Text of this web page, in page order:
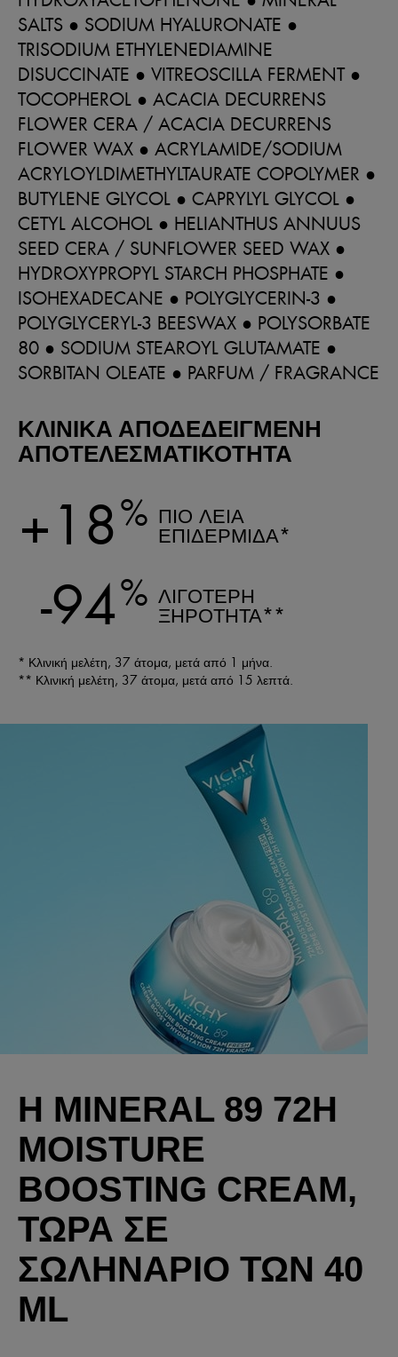
SALTS ● SODIUM HYALURONATE ●
TRISODIUM ETHYLENEDIAMINE
DISUCCINATE ● VITREOSCILLA FERMENT ●
TOCOPHEROL ● ACACIA DECURRENS
FLOWER CERA / ACACIA DECURRENS
FLOWER WAX ● ACRYLAMIDE/SODIUM
ACRYLOYLDIMETHYLTAURATE COPOLYMER ●
BUTYLENE GLYCOL ● CAPRYLYL GLYCOL ●
CETYL ALCOHOL ● HELIANTHUS ANNUUS
SEED CERA / SUNFLOWER SEED WAX ●
HYDROXYPROPYL STARCH PHOSPHATE ●
ISOHEXADECANE ● POLYGLYCERIN-3 ●
POLYGLYCERYL-3 BEESWAX ● POLYSORBATE
80 ● SODIUM STEAROYL GLUTAMATE ●
SORBITAN OLEATE ● PARFUM / FRAGRANCE
ΚΛΙΝΙΚΑ ΑΠΟΔΕΔΕΙΓΜΕΝΗ
ΑΠΟΤΕΛΕΣΜΑΤΙΚΟΤΗΤΑ
+18% ΠΙΟ ΛΕΙΑ
ΕΠΙΔΕΡΜΙΔΑ*
-94% ΛΙΓΟΤΕΡΗ
ΞΗΡΟΤΗΤΑ**
* Κλινική μελέτη, 37 άτομα, μετά από 1 μήνα.
** Κλινική μελέτη, 37 άτομα, μετά από 15 λεπτά.
Η MINERAL 89 72H
MOISTURE
BOOSTING CREAM,
ΤΩΡΑ ΣΕ
ΣΩΛΗΝΑΡΙΟ ΤΩΝ 40
ML